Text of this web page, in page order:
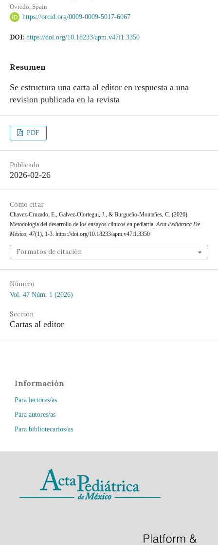
Oviedo, Spain
https://orcid.org/0009-0009-5017-6067
DOI: https://doi.org/10.18233/apm.v47i1.3350
Resumen
Se estructura una carta al editor en respuesta a una
revision publicada en la revista
PDF
Publicado
2026-02-26
Cómo citar
Chavez-Cruzado, E., Galvez-Olortegui, J., & Burgueño-Montañes, C. (2026).
Metodologia del desarrollo de los ensayos clinicos en pediatria. Acta Pediátrica De
México 47(1), 1-3. https://doi.org/10.18233/apm.v47i1.3350
Formatos de citación
Número
Vol. 47 Núm. 1 (2026)
Sección
Cartas al editor
Información
Para lectores/as
Para autores/as
Para bibliotecarios/as